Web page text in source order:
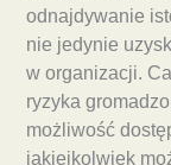
odnajdywanie
nie jedynie
w organizacji.
ryzyka
możliwość
jakiejkolwiek